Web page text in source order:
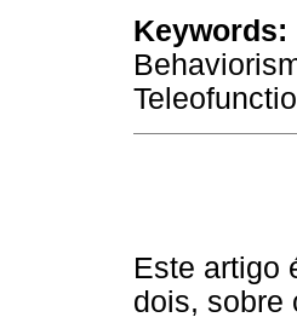
Keywords:
Este artigo
dois, sobre